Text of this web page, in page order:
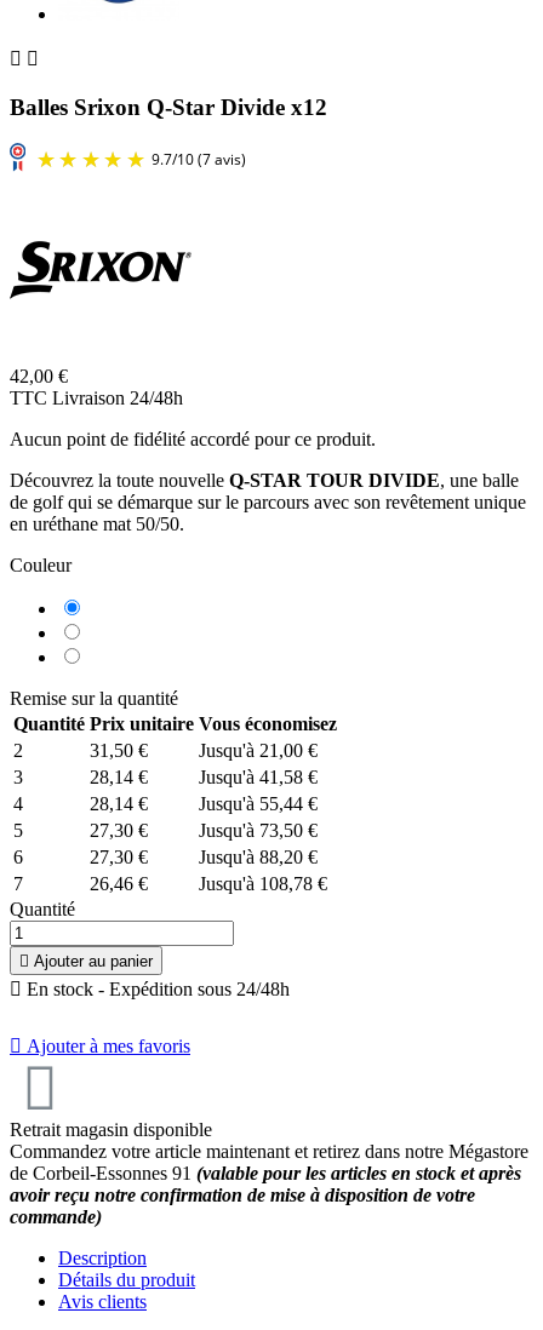
 
Balles Srixon Q-Star Divide x12
9.7/10(7 avis)
42,00 €
TTC Livraison 24/48h
Aucun point de fidélité accordé pour ce produit.
Découvrez la toute nouvelle Q-STAR TOUR DIVIDE, une balle
de golf qui se démarque sur le parcours avec son revêtement unique
en uréthane mat 50/50.
Couleur
Remise sur la quantité
Quantité Prix unitaire Vous économisez
2
31,50 €
Jusqu'à 21,00 €
3
28,14 €
Jusqu'à 41,58 €
4
28,14 €
Jusqu'à 55,44 €
5
27,30 €
Jusqu'à 73,50 €
6
27,30 €
Jusqu'à 88,20 €
7
26,46 €
Jusqu'à 108,78 €
Quantité
 Ajouter au panier
 En stock - Expédition sous 24/48h
 Ajouter à mes favoris
Retrait magasin disponible
Commandez votre article maintenant et retirez dans notre Mégastore
de Corbeil-Essonnes 91 (valable pour les articles en stock et après
avoir reçu notre confirmation de mise à disposition de votre
commande)
Description
Détails du produit
Avis clients